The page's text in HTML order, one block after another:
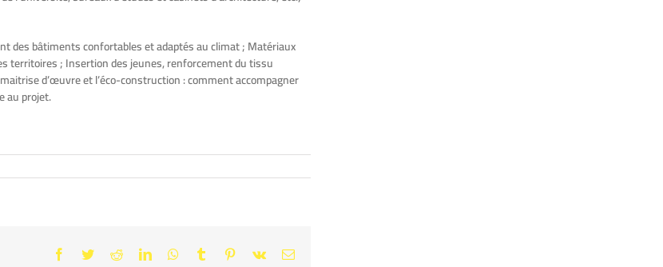
des bâtiments confortables et adaptés au climat ; Matériaux
territoires ; Insertion des jeunes, renforcement du tissu
d’œuvre et l’éco-construction : comment accompagner
au projet.
Facebook
TwitterRedditLinkedInWhatsApp
Tumblr Pinterest
Vk Email